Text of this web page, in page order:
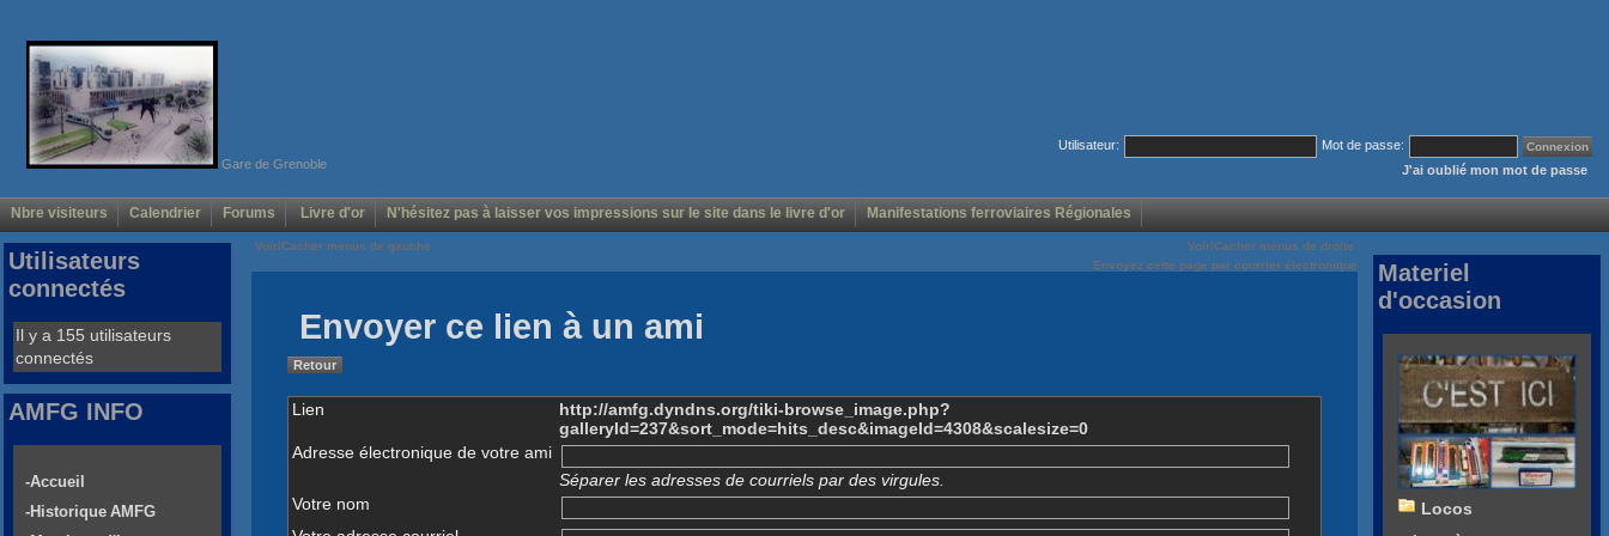
Gare de Grenoble
Utilisateur:
Mot de passe:
J'ai oublié mon mot de passe
Nbre visiteurs Calendrier Forums Livre d'or N'hésitez pas à laisser vos impressions sur le site dans le livre d'or Manifestations ferroviaires Régionales
Voir/Cacher menus de gauche
Voir/Cacher menus de droite
Envoyez cette page par courrier électronique
Envoyer ce lien à un ami
Retour
Lien
http://amfg.dyndns.org/tiki-browse_image.php?
galleryId=237&sort_mode=hits_desc&imageId=4308&scalesize=0
Adresse électronique de votre ami
Séparer les adresses de courriels par des virgules.
Votre nom
Utilisateurs
connectés
Il y a 155 utilisateurs
connectés
AMFG INFO
-Accueil
-Historique AMFG
Materiel
d'occasion
Locos